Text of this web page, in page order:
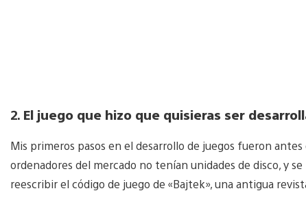
2. El juego que hizo que quisieras ser
Mis primeros pasos en el desarrollo de juegos fueron
ordenadores del mercado no tenían unidades de disco, y
reescribir el código de juego de «Bajtek», una antigua